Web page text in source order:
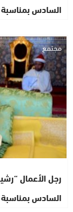
السادس
مجتمع
رجل الأعمال
السادس